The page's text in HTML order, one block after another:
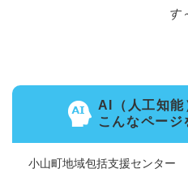
す
AI（人工知能
こんなペー
小山町地域包括支援センター